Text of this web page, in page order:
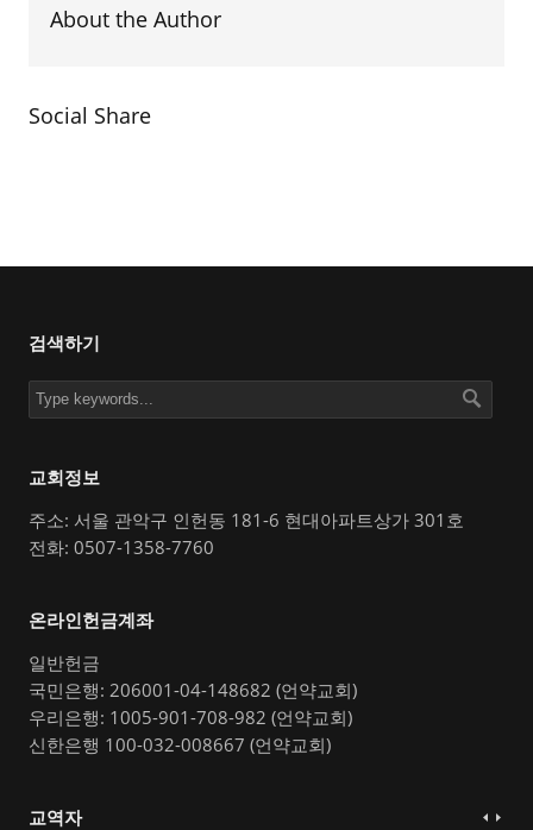
About the Author
Social Share
검색하기
교회정보
주소: 서울 관악구 인헌동 181-6 현대아파트상가 301호
전화: 0507-1358-7760
온라인헌금계좌
일반헌금
국민은행: 206001-04-148682 (언약교회)
우리은행: 1005-901-708-982 (언약교회)
신한은행 100-032-008667 (언약교회)
교역자